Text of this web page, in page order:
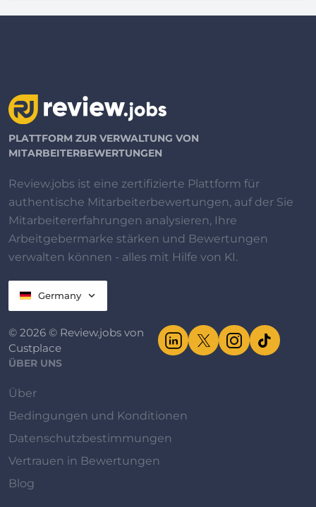
PLATTFORM ZUR VERWALTUNG VON
MITARBEITERBEWERTUNGEN
Review.jobs ist eine zertifizierte Plattform für
authentische Mitarbeiterbewertungen, auf der Sie
Mitarbeitererfahrungen analysieren, Ihre
Arbeitgebermarke stärken und Bewertungen
verwalten können - alles mit Hilfe von KI.
Germany
© 2026 © Review.jobs von
Custplace
ÜBER UNS
Über
Bedingungen und Konditionen
Datenschutzbestimmungen
Vertrauen in Bewertungen
Blog